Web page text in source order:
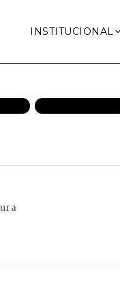
INSTITUCIONAL